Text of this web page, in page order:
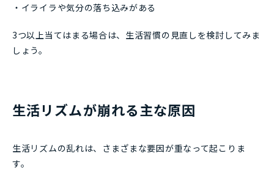
・イライラや気分の落ち込みがある
3つ以上当てはまる場合は、生活習慣の見直しを検討してみま
しょう。
生活リズムが崩れる主な原因
生活リズムの乱れは、さまざまな要因が重なって起こりま
す。